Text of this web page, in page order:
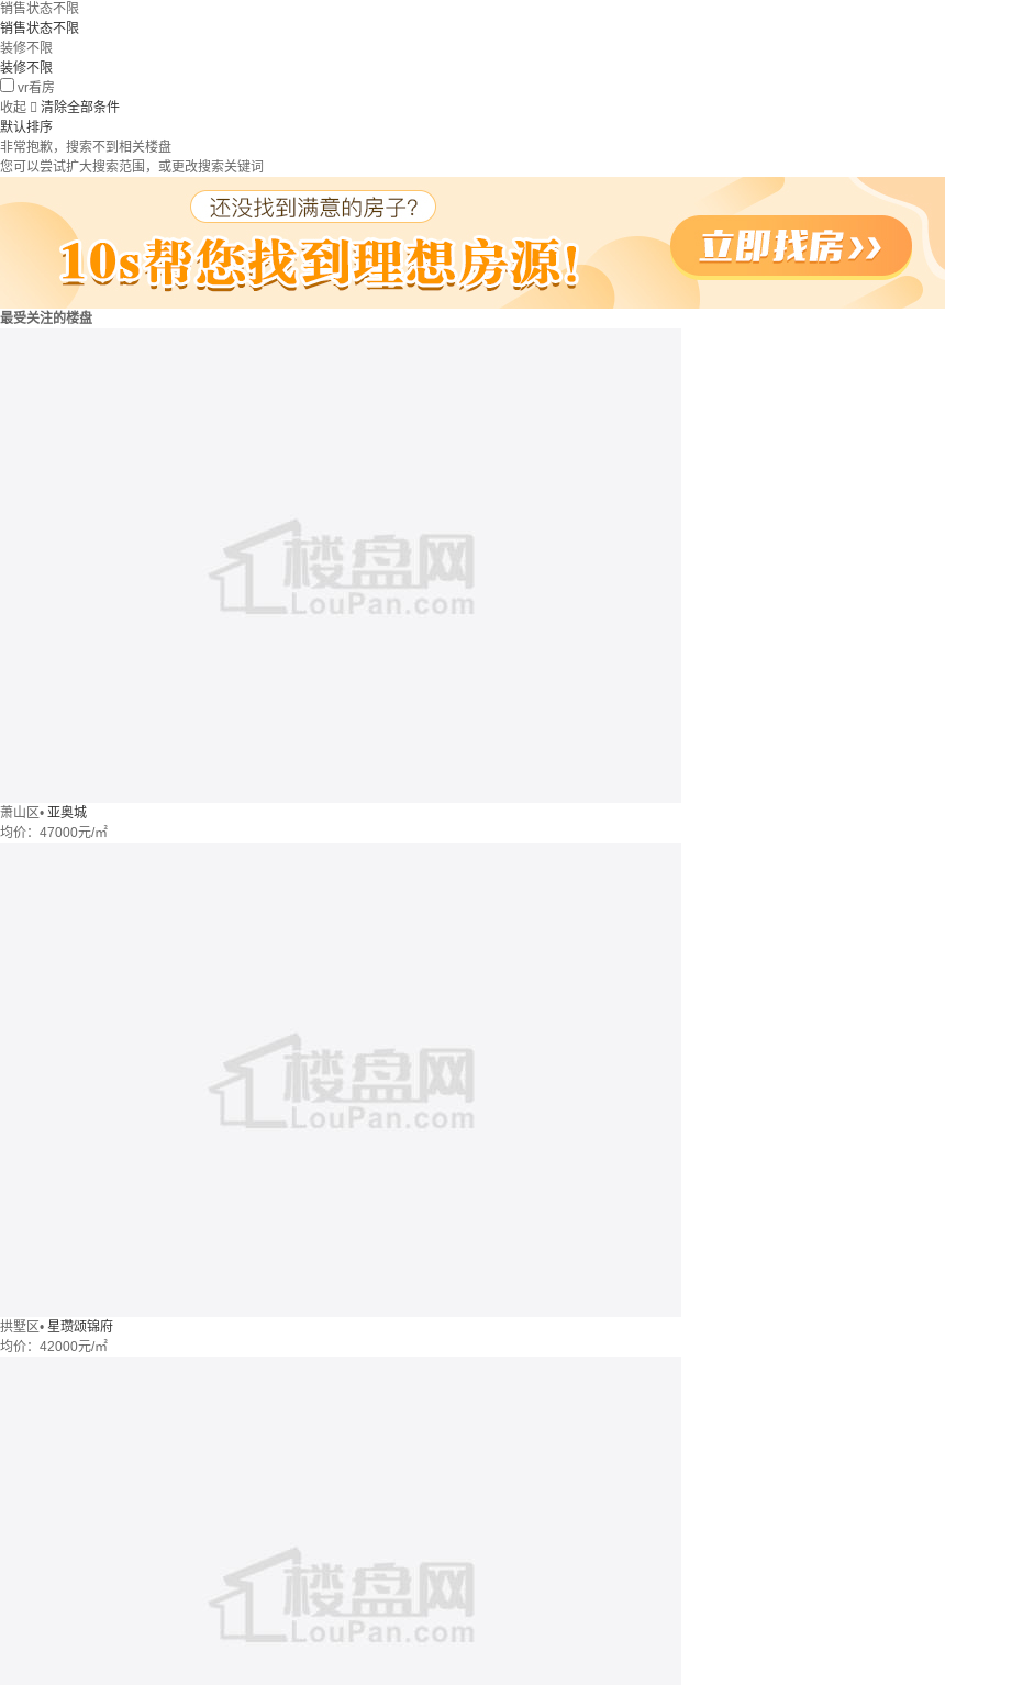
销售状态不限
销售状态不限
装修不限
装修不限
vr看房
收起  清除全部条件
默认排序
非常抱歉，搜索不到相关楼盘
您可以尝试扩大搜索范围，或更改搜索关键词
最受关注的楼盘
萧山区• 亚奥城
均价： 47000元/㎡
拱墅区• 星瓒颂锦府
均价： 42000元/㎡